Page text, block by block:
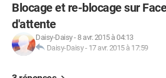
Blocage et re-blocage sur
d'attente
Daisy-Daisy-8 avr. 2015 à 04:13
Daisy-Daisy- 17 avr. 2015 à 17:59